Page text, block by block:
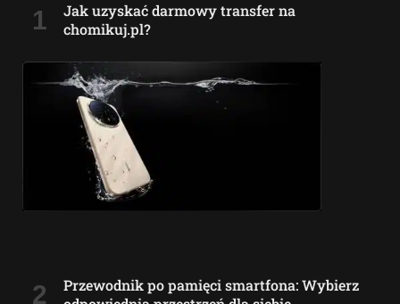
Jak uzyskać darmowy transfer na
chomikuj.pl?
Przewodnik po pamięci smartfona: Wybierz